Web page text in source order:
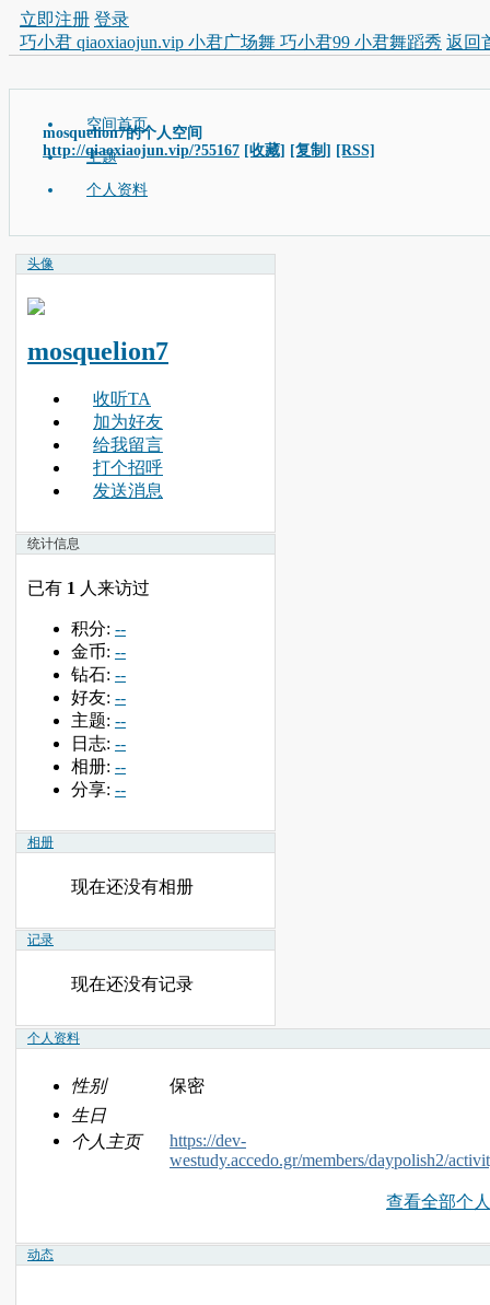
立即注册 登录
巧小君 qiaoxiaojun.vip 小君广场舞 巧小君99 小君舞蹈秀 返回
mosquelion7的个人空间
http://qiaoxiaojun.vip/?55167 [收藏] [复制] [RSS]
空间首页
主题
个人资料
头像
mosquelion7
收听TA
加为好友
给我留言
打个招呼
发送消息
统计信息
已有 1 人来访过
积分: --
金币: --
钻石: --
好友: --
主题: --
日志: --
相册: --
分享: --
相册
现在还没有相册
记录
现在还没有记录
个人资料
性别
保密
生日
个人主页
https://dev-
westudy.accedo.gr/members/daypolish2/
查看全部个
动态